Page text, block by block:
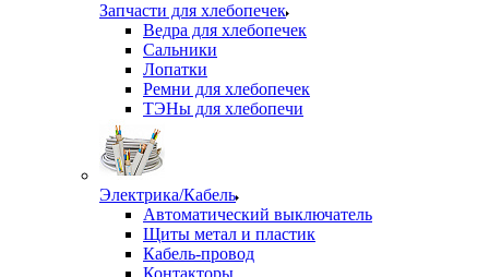
Запчасти для хлебопечек
Ведра для хлебопечек
Сальники
Лопатки
Ремни для хлебопечек
ТЭНы для хлебопечи
Электрика/Кабель
Автоматический выключатель
Щиты метал и пластик
Кабель-провод
Контакторы